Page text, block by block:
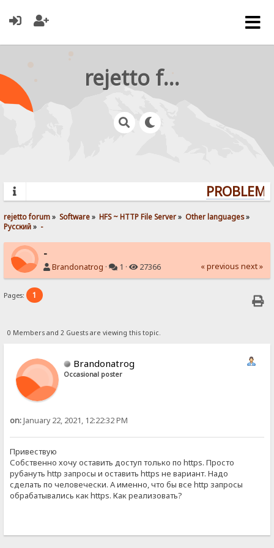
rejetto forum
rejetto forum» Software» HFS ~ HTTP File Server» Other languages»
Pусский» -
-
Brandonatrog · 1 · 27366 « previous next »
Pages: 1
0 Members and 2 Guests are viewing this topic.
Brandonatrog
Occasional poster
on:January 22, 2021, 12:22:32 PM
Привествую
Собственно хочу оставить доступ только по https. Просто
рубануть http запросы и оставить https не вариант. Надо
сделать по человечески. А именно, что бы все http запросы
обрабатывались как https. Как реализовать?